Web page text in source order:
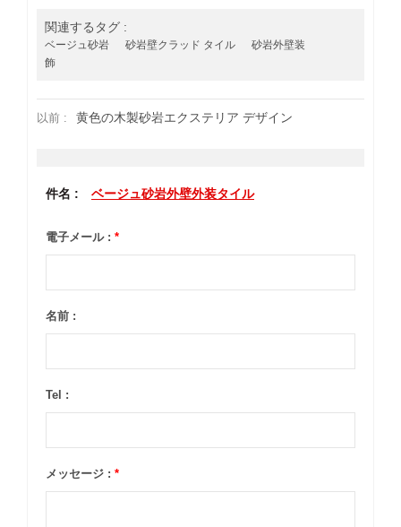
関連するタグ :
ベージュ砂岩 砂岩壁クラッド タイル
砂岩外壁装
飾
以前 : 黄色の木製砂岩エクステリア デザイン
件名 : ベージュ砂岩外壁外装タイル
電子メール : *
名前 :
Tel :
メッセージ : *